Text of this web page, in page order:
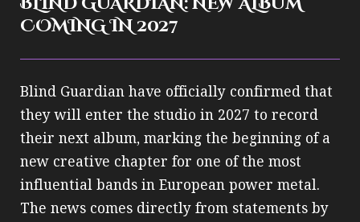
COMING IN 2027
Blind Guardian have officially confirmed that
they will enter the studio in 2027 to record
their next album, marking the beginning of a
new creative chapter for one of the most
influential bands in European power metal.
The news comes directly from statements by